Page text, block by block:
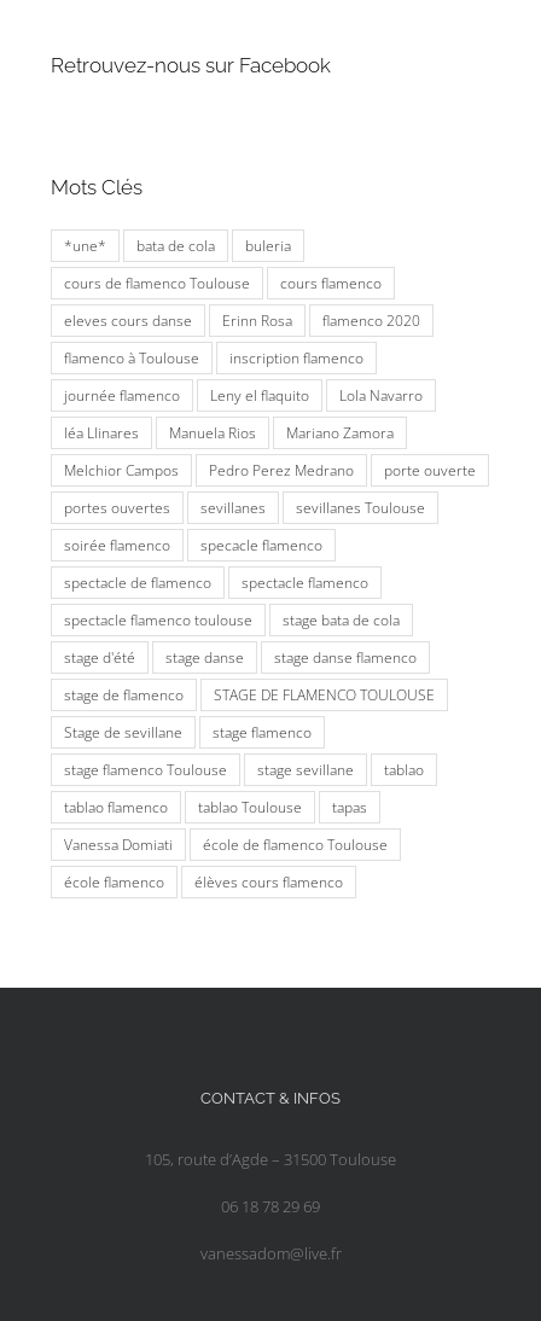
Retrouvez-nous sur Facebook
Mots Clés
*une* bata de cola
buleria
cours de flamenco Toulouse
cours flamenco
eleves cours danse
Erinn Rosa
flamenco 2020
flamenco à Toulouse
inscription flamenco
journée flamenco
Leny el flaquito
Lola Navarro
léa Llinares
Manuela Rios
Mariano Zamora
Melchior Campos
Pedro Perez Medrano
porte ouverte
portes ouvertes
sevillanes
sevillanes Toulouse
soirée flamenco
specacle flamenco
spectacle de flamenco
spectacle flamenco
spectacle flamenco toulouse
stage bata de cola
stage d'été
stage danse
stage danse flamenco
stage de flamenco
STAGE DE FLAMENCO TOULOUSE
Stage de sevillane
stage flamenco
stage flamenco Toulouse
stage sevillane
tablao
tablao flamenco
tablao Toulouse
tapas
Vanessa Domiati
école de flamenco Toulouse
école flamenco
élèves cours flamenco
CONTACT & INFOS
105, route d’Agde – 31500 Toulouse
06 18 78 29 69
vanessadom@live.fr